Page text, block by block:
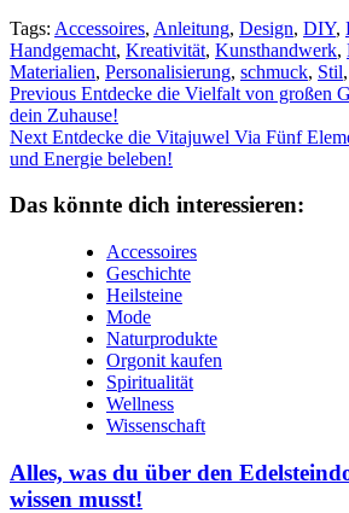
Tags: Accessoires, Anleitung, Design, DIY,
Handgemacht, Kreativität, Kunsthandwerk,
Materialien, Personalisierung, schmuck, Stil,
Continue
Reading
Previous Entdecke die Vielfalt von großen
dein Zuhause!
Next Entdecke die Vitajuwel Via Fünf
und Energie beleben!
Das könnte dich interessieren:
Accessoires
Geschichte
Heilsteine
Mode
Naturprodukte
Orgonit kaufen
Spiritualität
Wellness
Wissenschaft
Alles, was du über den
wissen musst!